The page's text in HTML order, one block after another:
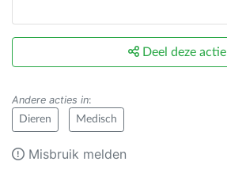
Deel deze actie
Andere acties in:
Dieren Medisch
Misbruik melden